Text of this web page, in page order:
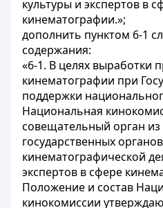
культуры и экспертов в
кинематографии.»;
дополнить пунктом 6-1
содержания:
«6-1. В целях выработки
кинематографии при
поддержки
Национальная
совещательный орган из
государственных
кинематографической
экспертов в сфере
Положение и состав
кинокомиссии